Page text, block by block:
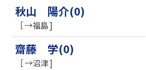
秋山 陽介(0)
［ →福島 ]
齋藤 学(0)
［ →沼津 ]